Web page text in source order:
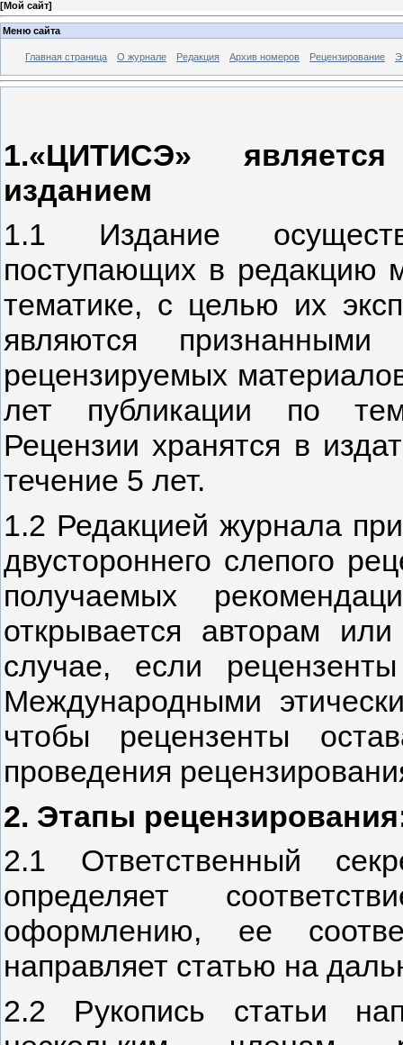
[Мой сайт]
Меню сайта
Главная страница О журнале Редакция Архив номеров Рецензирование
1.«ЦИТИСЭ»
изданием
1.1 Издание
поступающих в редакцию
тематике, с целью их
являются
рецензируемых
лет публикации по
Рецензии хранятся в
течение 5 лет.
1.2 Редакцией журнала
двустороннего слепого
получаемых
открывается авторам
случае, если
Международными
чтобы рецензенты
проведения
2. Этапы
2.1 Ответственный
определяет
оформлению, ее
направляет статью на
2.2 Рукопись статьи